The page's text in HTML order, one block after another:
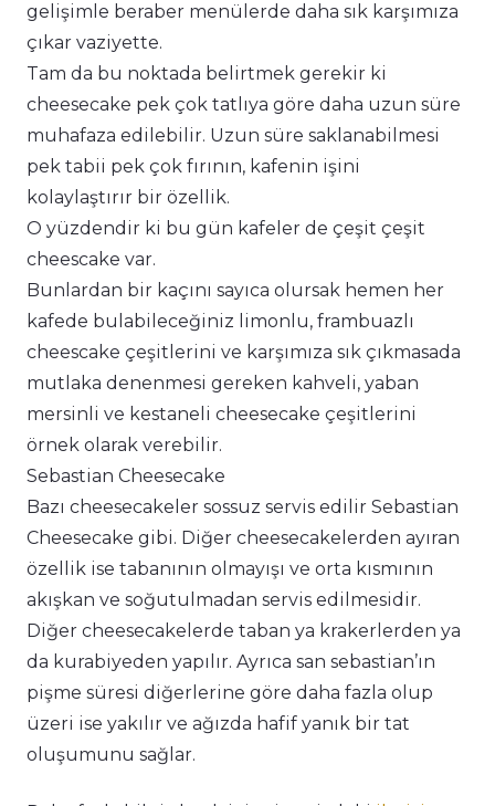
gelişimle beraber menülerde daha sık karşımıza
çıkar vaziyette.
Tam da bu noktada belirtmek gerekir ki
cheesecake pek çok tatlıya göre daha uzun süre
muhafaza edilebilir. Uzun süre saklanabilmesi
pek tabii pek çok fırının, kafenin işini
kolaylaştırır bir özellik.
O yüzdendir ki bu gün kafeler de çeşit çeşit
cheescake var.
Bunlardan bir kaçını sayıca olursak hemen her
kafede bulabileceğiniz limonlu, frambuazlı
cheescake çeşitlerini ve karşımıza sık çıkmasada
mutlaka denenmesi gereken kahveli, yaban
mersinli ve kestaneli cheesecake çeşitlerini
örnek olarak verebilir.
Sebastian Cheesecake
Bazı cheesecakeler sossuz servis edilir Sebastian
Cheesecake gibi. Diğer cheesecakelerden ayıran
özellik ise tabanının olmayışı ve orta kısmının
akışkan ve soğutulmadan servis edilmesidir.
Diğer cheesecakelerde taban ya krakerlerden ya
da kurabiyeden yapılır. Ayrıca san sebastian’ın
pişme süresi diğerlerine göre daha fazla olup
üzeri ise yakılır ve ağızda hafif yanık bir tat
oluşumunu sağlar.